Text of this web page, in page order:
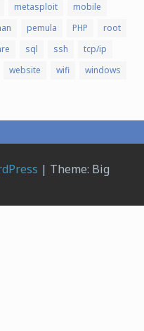
metasploit
mobile
pemula PHP
root
sql ssh
tcp/ip
website wifi windows
| Theme: Big